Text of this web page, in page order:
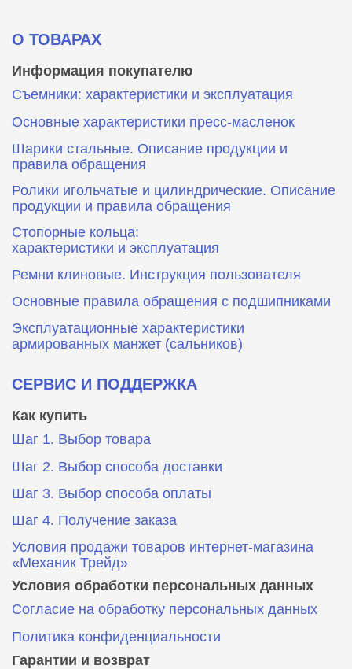
О ТОВАРАХ
Информация покупателю
Съемники: характеристики и эксплуатация
Основные характеристики пресс‑масленок
Шарики стальные. Описание продукции и
правила обращения
Ролики игольчатые и цилиндрические. Описание
продукции и правила обращения
Стопорные кольца:
характеристики и эксплуатация
Ремни клиновые. Инструкция пользователя
Основные правила обращения с подшипниками
Эксплуатационные характеристики
армированных манжет (сальников)
СЕРВИС И ПОДДЕРЖКА
Как купить
Шаг 1. Выбор товара
Шаг 2. Выбор способа доставки
Шаг 3. Выбор способа оплаты
Шаг 4. Получение заказа
Условия продажи товаров интернет-магазина
«Механик Трейд»
Условия обработки персональных данных
Согласие на обработку персональных данных
Политика конфиденциальности
Гарантии и возврат